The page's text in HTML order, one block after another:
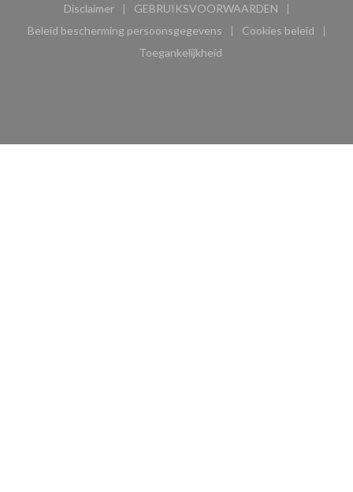
Disclaimer
((opent in een nieuw venster))
GEBRUIKSVOORWAARDEN
((opent in een nieuw
Beleid bescherming persoonsgegevens
((opent in een nieuw venster))
Cookies beleid
((opent in
Toegankelijkheid
((opent in een nieuw venster))